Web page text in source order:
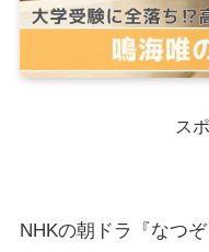
ス
NHKの朝ドラ『なつ